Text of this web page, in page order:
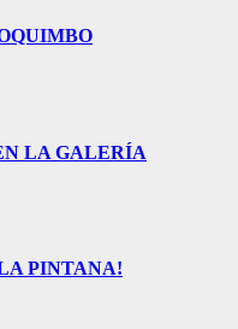
LA GALERÍA
PINTANA!